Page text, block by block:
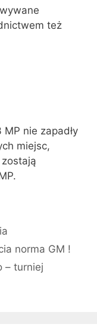
też
nie zapadły
miejsc,
norma GM !
– turniej